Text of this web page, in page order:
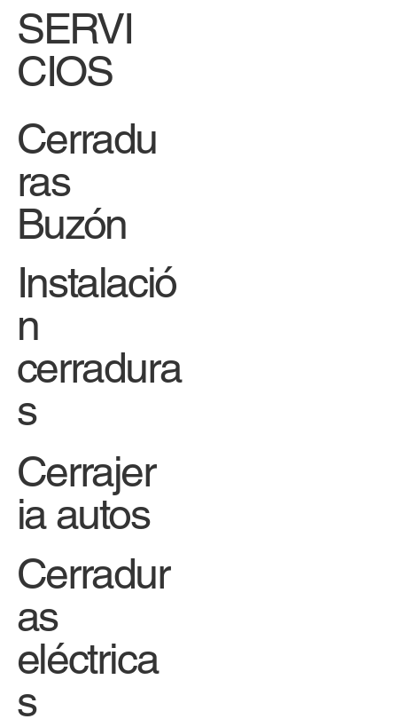
SERVI
CIOS
Cerradu
ras
Buzón
Instalació
n
cerradura
s
Cerrajer
ia autos
Cerradur
as
eléctrica
s